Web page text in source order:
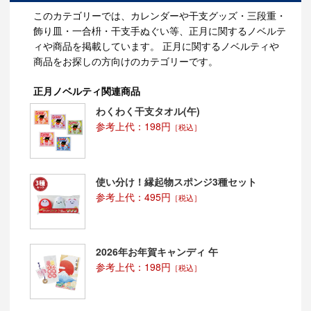
このカテゴリーでは、カレンダーや干支グッズ・三段重・
飾り皿・一合枡・干支手ぬぐい等、正月に関するノベルテ
ィや商品を掲載しています。 正月に関するノベルティや
商品をお探しの方向けのカテゴリーです。
正月ノベルティ関連商品
わくわく干支タオル(午)
参考上代：198円 ［税込］
使い分け！縁起物スポンジ3種セット
参考上代：495円 ［税込］
2026年お年賀キャンディ 午
参考上代：198円 ［税込］